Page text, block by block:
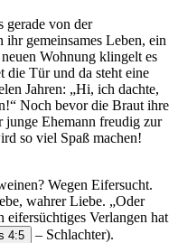
gerade von der
gemeinsames Leben, ein
Wohnung klingelt es
die Tür und da steht eine
Jahren: „Hi, ich dachte,
Noch bevor die Braut ihre
junge Ehemann freudig zur
so viel Spaß machen!
Wegen Eifersucht.
wahrer Liebe. „Oder
eifersüchtiges Verlangen hat
4:5
– Schlachter).